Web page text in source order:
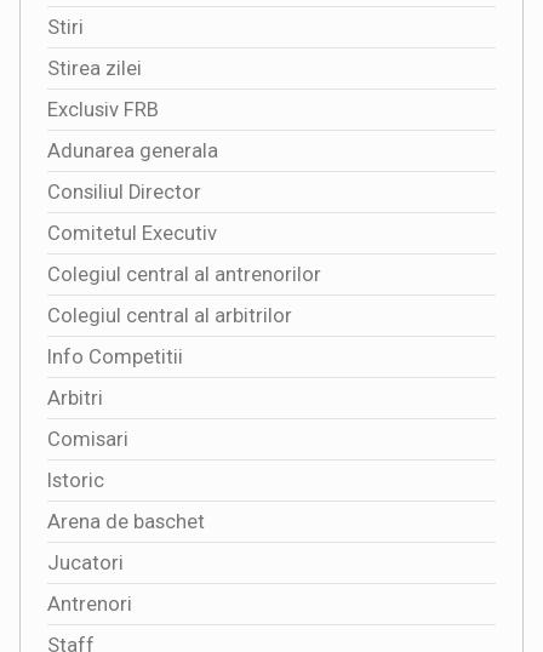
Stiri
Stirea zilei
Exclusiv FRB
Adunarea generala
Consiliul Director
Comitetul Executiv
Colegiul central al antrenorilor
Colegiul central al arbitrilor
Info Competitii
Arbitri
Comisari
Istoric
Arena de baschet
Jucatori
Antrenori
Staff